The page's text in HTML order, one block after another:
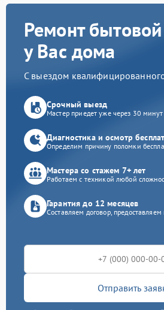
Ремонт
у Вас дома
С выездом
Срочный выезд
Мастер приедет уже через 30 минут
Диагностика и осмотр
Определим причину поломки
Мастера со стажем 7+ лет
Работаем с техникой любой
Гарантия до 12 месяцев
Составляем договор, предоставляем
Отправить